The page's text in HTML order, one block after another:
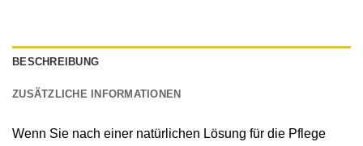
BESCHREIBUNG
ZUSÄTZLICHE INFORMATIONEN
Wenn Sie nach einer natürlichen Lösung für die Pflege